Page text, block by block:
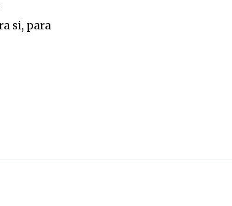
si, para